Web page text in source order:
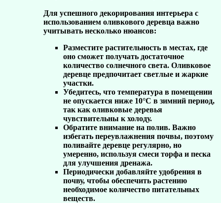
Для успешного декорирования интерьера с
использованием оливкового деревца важно
учитывать несколько нюансов:
Разместите растительность в местах, где
оно сможет получать достаточное
количество солнечного света. Оливковое
деревце предпочитает светлые и жаркие
участки.
Убедитесь, что температура в помещении
не опускается ниже 10°C в зимний период,
так как оливковые деревья
чувствительны к холоду.
Обратите внимание на полив. Важно
избегать переувлажнения почвы, поэтому
поливайте деревце регулярно, но
умеренно, используя смеси торфа и песка
для улучшения дренажа.
Периодически добавляйте удобрения в
почву, чтобы обеспечить растению
необходимое количество питательных
веществ.